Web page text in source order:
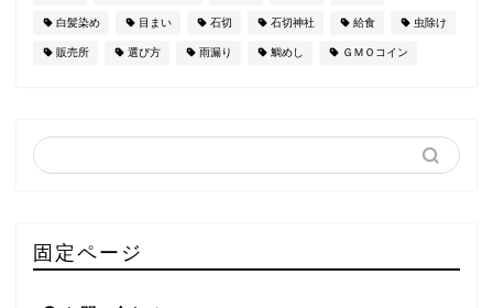
白髪染め 目まい 石切 石切神社 給食 虫除け
販売所 選び方 雨漏り 鯛めし ＧＭＯコイン
固定ページ